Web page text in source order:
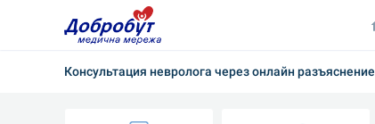
Консультация невролога через онлайн разъяснение